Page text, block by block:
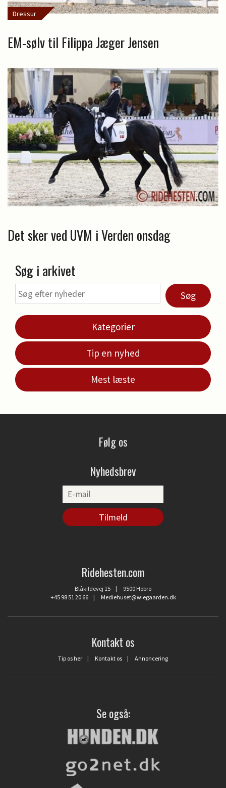
Dressur
EM-sølv til Filippa Jæger Jensen
Det sker ved UVM i Verden onsdag
Søg i arkivet
Søg
Kategorier
Tip en nyhed
Mest læste
Følg os
Nyhedsbrev
Ridehesten.com
Blåkildevej 15 | 9500 Hobro
+45 98 51 20 66| Mediehuset@wiegaarden.dk
Kontakt os
Tip os her | Kontakt os | Annoncering
Se også: